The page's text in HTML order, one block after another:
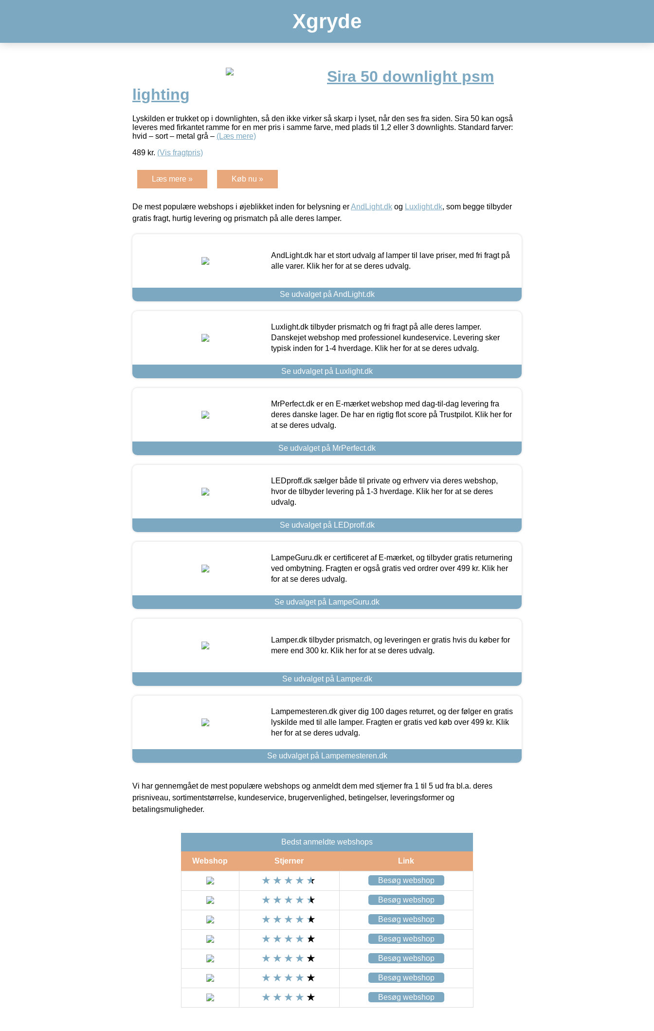
Xgryde
Sira 50 downlight psm
lighting
Lyskilden er trukket op i downlighten, så den ikke virker så skarp i lyset, når den ses fra siden. Sira 50 kan også
leveres med firkantet ramme for en mer pris i samme farve, med plads til 1,2 eller 3 downlights. Standard farver:
hvid – sort – metal grå – (Læs mere)
489 kr. (Vis fragtpris)
Læs mere » Køb nu »
De mest populære webshops i øjeblikket inden for belysning erAndLight.dk og Luxlight.dk, som begge tilbyder
gratis fragt, hurtig levering og prismatch på alle deres lamper.
AndLight.dk har et stort udvalg af lamper til lave priser, med fri fragt på
alle varer. Klik her for at se deres udvalg.
Se udvalget på AndLight.dk
Luxlight.dk tilbyder prismatch og fri fragt på alle deres lamper.
Danskejet webshop med professionel kundeservice. Levering sker
typisk inden for 1-4 hverdage. Klik her for at se deres udvalg.
Se udvalget på Luxlight.dk
MrPerfect.dk er en E-mærket webshop med dag-til-dag levering fra
deres danske lager. De har en rigtig flot score på Trustpilot. Klik her for
at se deres udvalg.
Se udvalget på MrPerfect.dk
LEDproff.dk sælger både til private og erhverv via deres webshop,
hvor de tilbyder levering på 1-3 hverdage. Klik her for at se deres
udvalg.
Se udvalget på LEDproff.dk
LampeGuru.dk er certificeret af E-mærket, og tilbyder gratis returnering
ved ombytning. Fragten er også gratis ved ordrer over 499 kr. Klik her
for at se deres udvalg.
Se udvalget på LampeGuru.dk
Lamper.dk tilbyder prismatch, og leveringen er gratis hvis du køber for
mere end 300 kr. Klik her for at se deres udvalg.
Se udvalget på Lamper.dk
Lampemesteren.dk giver dig 100 dages returret, og der følger en gratis
lyskilde med til alle lamper. Fragten er gratis ved køb over 499 kr. Klik
her for at se deres udvalg.
Se udvalget på Lampemesteren.dk
Vi har gennemgået de mest populære webshops og anmeldt dem med stjerner fra 1 til 5 ud fra bl.a. deres
prisniveau, sortimentstørrelse, kundeservice, brugervenlighed, betingelser, leveringsformer og
betalingsmuligheder.
Bedst anmeldte webshops
Webshop Stjerner Link
Besøg webshop
Besøg webshop
Besøg webshop
Besøg webshop
Besøg webshop
Besøg webshop
Besøg webshop